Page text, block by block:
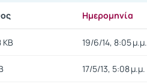
Ημερομηνία
KB 19/6/14, 8:05 μ.μ.
17/5/13, 5:08 μ.μ.